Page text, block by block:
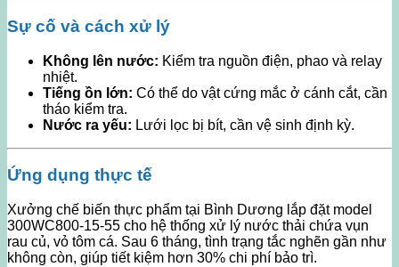
Sự cố và cách xử lý
Không lên nước: Kiểm tra nguồn điện, phao và relay
nhiệt.
Tiếng ồn lớn: Có thể do vật cứng mắc ở cánh cắt, cần
tháo kiểm tra.
Nước ra yếu: Lưới lọc bị bít, cần vệ sinh định kỳ.
Ứng dụng thực tế
Xưởng chế biến thực phẩm tại Bình Dương lắp đặt model
300WC800-15-55 cho hệ thống xử lý nước thải chứa vụn
rau củ, vỏ tôm cá. Sau 6 tháng, tình trạng tắc nghẽn gần như
không còn, giúp tiết kiệm hơn 30% chi phí bảo trì.